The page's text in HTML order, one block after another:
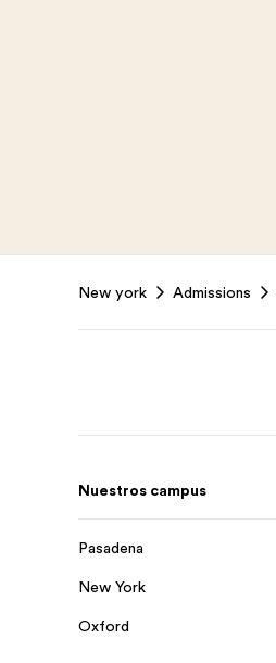
New york Admissions
Nuestros campus
Pasadena
New York
Oxford